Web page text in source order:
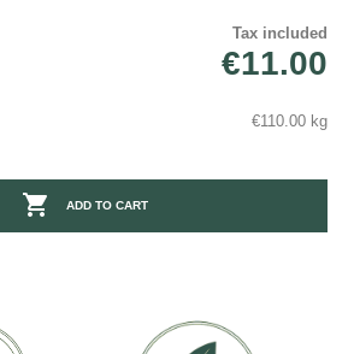
Tax included
€11.00
€110.00 kg
 ADD TO CART